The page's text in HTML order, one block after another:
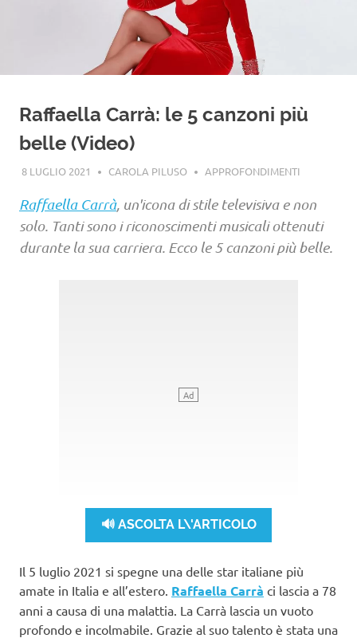
Raffaella Carrà: le 5 canzoni più
belle (Video)
8 LUGLIO 2021 CAROLA PILUSO APPROFONDIMENTI
Raffaella Carrà, un'icona di stile televisiva e non
solo. Tanti sono i riconoscimenti musicali ottenuti
durante la sua carriera. Ecco le 5 canzoni più belle.
🔊 ASCOLTA L\'ARTICOLO
Il 5 luglio 2021 si spegne una delle star italiane più
amate in Italia e all’estero. Raffaella Carrà ci lascia a 78
anni a causa di una malattia. La Carrà lascia un vuoto
profondo e incolmabile. Grazie al suo talento è stata una